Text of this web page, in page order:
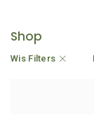
Shop
Wis Filters